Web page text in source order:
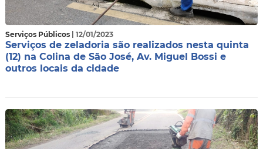
Serviços Públicos | 12/01/2023
Serviços de zeladoria são realizados nesta quinta
(12) na Colina de São José, Av. Miguel Bossi e
outros locais da cidade